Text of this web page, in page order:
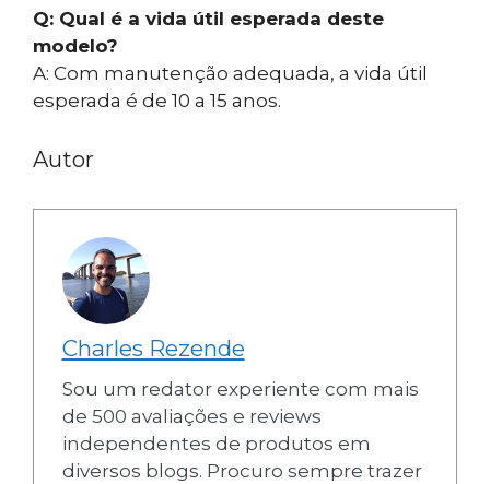
Q: Qual é a vida útil esperada deste
modelo?
A: Com manutenção adequada, a vida útil
esperada é de 10 a 15 anos.
Autor
Charles Rezende
Sou um redator experiente com mais
de 500 avaliações e reviews
independentes de produtos em
diversos blogs. Procuro sempre trazer